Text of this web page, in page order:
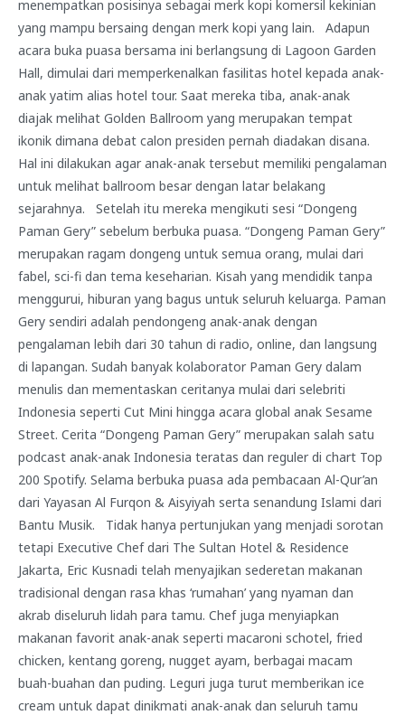
menempatkan posisinya sebagai merk kopi komersil kekinian
yang mampu bersaing dengan merk kopi yang lain. Adapun
acara buka puasa bersama ini berlangsung di Lagoon Garden
Hall, dimulai dari memperkenalkan fasilitas hotel kepada anak-
anak yatim alias hotel tour. Saat mereka tiba, anak-anak
diajak melihat Golden Ballroom yang merupakan tempat
ikonik dimana debat calon presiden pernah diadakan disana.
Hal ini dilakukan agar anak-anak tersebut memiliki pengalaman
untuk melihat ballroom besar dengan latar belakang
sejarahnya. Setelah itu mereka mengikuti sesi “Dongeng
Paman Gery” sebelum berbuka puasa. “Dongeng Paman Gery”
merupakan ragam dongeng untuk semua orang, mulai dari
fabel, sci-fi dan tema keseharian. Kisah yang mendidik tanpa
menggurui, hiburan yang bagus untuk seluruh keluarga. Paman
Gery sendiri adalah pendongeng anak-anak dengan
pengalaman lebih dari 30 tahun di radio, online, dan langsung
di lapangan. Sudah banyak kolaborator Paman Gery dalam
menulis dan mementaskan ceritanya mulai dari selebriti
Indonesia seperti Cut Mini hingga acara global anak Sesame
Street. Cerita “Dongeng Paman Gery” merupakan salah satu
podcast anak-anak Indonesia teratas dan reguler di chart Top
200 Spotify. Selama berbuka puasa ada pembacaan Al-Qur’an
dari Yayasan Al Furqon & Aisyiyah serta senandung Islami dari
Bantu Musik. Tidak hanya pertunjukan yang menjadi sorotan
tetapi Executive Chef dari The Sultan Hotel & Residence
Jakarta, Eric Kusnadi telah menyajikan sederetan makanan
tradisional dengan rasa khas ‘rumahan’ yang nyaman dan
akrab diseluruh lidah para tamu. Chef juga menyiapkan
makanan favorit anak-anak seperti macaroni schotel, fried
chicken, kentang goreng, nugget ayam, berbagai macam
buah-buahan dan puding. Leguri juga turut memberikan ice
cream untuk dapat dinikmati anak-anak dan seluruh tamu